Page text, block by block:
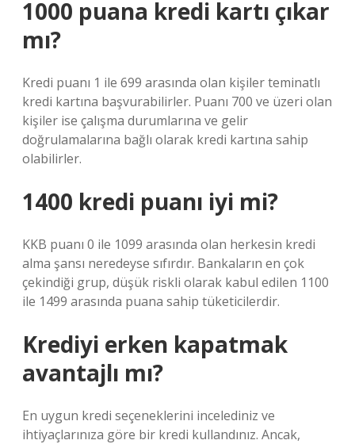
1000 puana kredi kartı çıkar
mı?
Kredi puanı 1 ile 699 arasında olan kişiler teminatlı
kredi kartına başvurabilirler. Puanı 700 ve üzeri olan
kişiler ise çalışma durumlarına ve gelir
doğrulamalarına bağlı olarak kredi kartına sahip
olabilirler.
1400 kredi puanı iyi mi?
KKB puanı 0 ile 1099 arasında olan herkesin kredi
alma şansı neredeyse sıfırdır. Bankaların en çok
çekindiği grup, düşük riskli olarak kabul edilen 1100
ile 1499 arasında puana sahip tüketicilerdir.
Krediyi erken kapatmak
avantajlı mı?
En uygun kredi seçeneklerini incelediniz ve
ihtiyaçlarınıza göre bir kredi kullandınız. Ancak,